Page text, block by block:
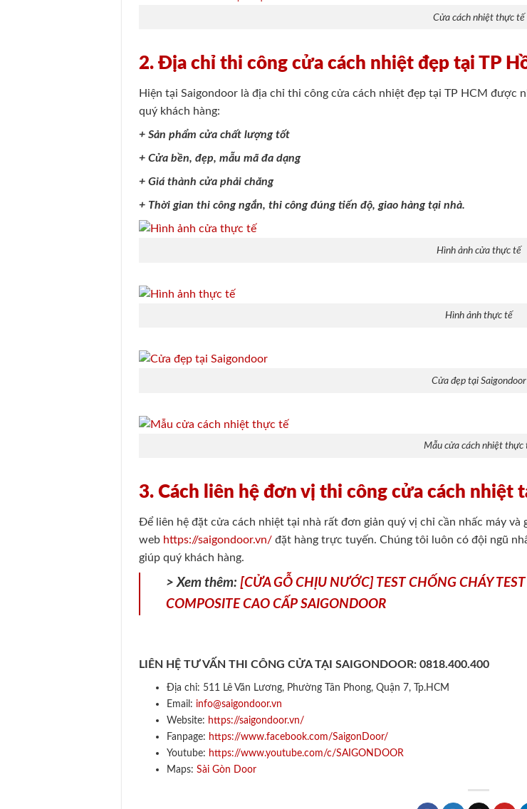
Cửa cách nhiệt thực tế
2. Địa chỉ thi công cửa cách nhiệt đẹp tại TP
Hiện tại Saigondoor là địa chỉ thi công cửa cách nhiệt đẹp tại TP HCM được
quý khách hàng:
+ Sản phẩm cửa chất lượng tốt
+ Cửa bền, đẹp, mẫu mã đa dạng
+ Giá thành cửa phải chăng
+ Thời gian thi công ngắn, thi công đúng tiến độ, giao hàng tại nhà.
Hình ảnh cửa thực tế
Hình ảnh thực tế
Cửa đẹp tại Saigondoor
Mẫu cửa cách nhiệt thực
3. Cách liên hệ đơn vị thi công cửa cách nhiệt
Để liên hệ đặt cửa cách nhiệt tại nhà rất đơn giản quý vị chỉ cần nhấc máy
web https://saigondoor.vn/ đặt hàng trực tuyến. Chúng tôi luôn có đội ngũ
giúp quý khách hàng.
> Xem thêm:[CỬA GỖ CHỊU NƯỚC] TEST CHỐNG CHÁY
COMPOSITE CAO CẤP SAIGONDOOR
LIÊN HỆ TƯ VẤN THI CÔNG CỬA TẠI SAIGONDOOR:0818.400.400
Địa chỉ: 511 Lê Văn Lương, Phường Tân Phong, Quận 7, Tp.HCM
Email: info@saigondoor.vn
Website: https://saigondoor.vn/
Fanpage: https://www.facebook.com/SaigonDoor/
Youtube: https://www.youtube.com/c/SAIGONDOOR
Maps: Sài Gòn Door